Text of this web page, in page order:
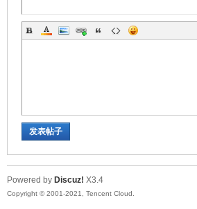
发表帖子
Powered by Discuz! X3.4
Copyright © 2001-2021, Tencent Cloud.